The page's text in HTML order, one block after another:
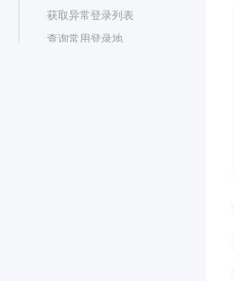
获取异常登录列表
查询常用登录地